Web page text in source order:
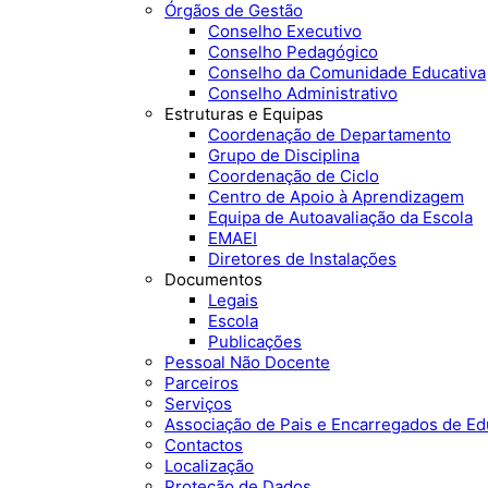
Órgãos de Gestão
Conselho Executivo
Conselho Pedagógico
Conselho da Comunidade Educativa
Conselho Administrativo
Estruturas e Equipas
Coordenação de Departamento
Grupo de Disciplina
Coordenação de Ciclo
Centro de Apoio à Aprendizagem
Equipa de Autoavaliação da Escola
EMAEI
Diretores de Instalações
Documentos
Legais
Escola
Publicações
Pessoal Não Docente
Parceiros
Serviços
Associação de Pais e Encarregados de
Contactos
Localização